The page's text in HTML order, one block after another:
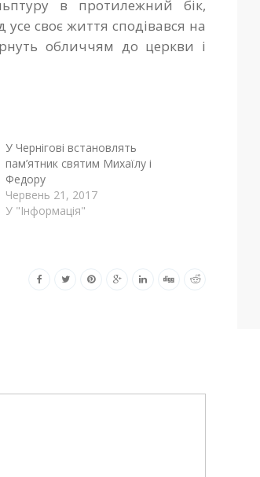
в протилежний бік,
своє життя сподівався на
обличчям до церкви і
У Чернігові встановлять
пам’ятник святим Михаїлу і
Федору
Червень 21, 2017
У "Інформація"